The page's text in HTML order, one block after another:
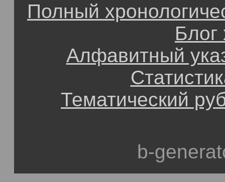
Полный
Блог
Алфавитный
Тематический
b-